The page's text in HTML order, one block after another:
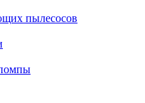
пылесосов